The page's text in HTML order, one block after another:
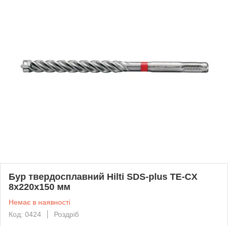
Бур твердосплавний Hilti SDS-plus TE-CX
8х220х150 мм
Немає в наявності
Код: 0424
Роздріб